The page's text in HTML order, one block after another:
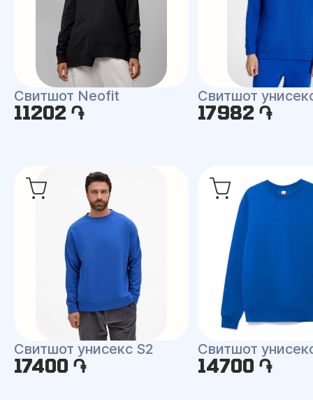
Свитшот Neofit
11202 ֏
Свитшот
17982 ֏
Свитшот унисекс S2
17400 ֏
Свитшот
14700 ֏